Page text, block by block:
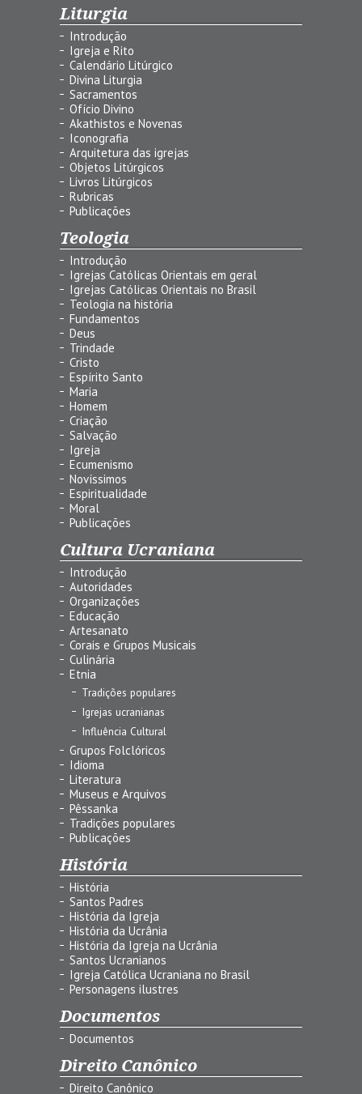
Liturgia
Introdução
Igreja e Rito
Calendário Litúrgico
Divina Liturgia
Sacramentos
Ofício Divino
Akathistos e Novenas
Iconografia
Arquitetura das igrejas
Objetos Litúrgicos
Livros Litúrgicos
Rubricas
Publicações
Teologia
Introdução
Igrejas Católicas Orientais em geral
Igrejas Católicas Orientais no Brasil
Teologia na história
Fundamentos
Deus
Trindade
Cristo
Espírito Santo
Maria
Homem
Criação
Salvação
Igreja
Ecumenismo
Novíssimos
Espiritualidade
Moral
Publicações
Cultura Ucraniana
Introdução
Autoridades
Organizações
Educação
Artesanato
Corais e Grupos Musicais
Culinária
Etnia
Tradições populares
Igrejas ucranianas
Influência Cultural
Grupos Folclóricos
Idioma
Literatura
Museus e Arquivos
Pêssanka
Tradições populares
Publicações
História
História
Santos Padres
História da Igreja
História da Ucrânia
História da Igreja na Ucrânia
Santos Ucranianos
Igreja Católica Ucraniana no Brasil
Personagens ilustres
Documentos
Documentos
Direito Canônico
Direito Canônico